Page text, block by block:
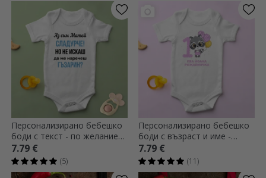
Персонализирано бебешко
боди с текст - по желание
на клиента
7.79 €
(5)
Персонализирано бебешко
боди с възраст и име -
Рожден ден
7.79 €
(11)